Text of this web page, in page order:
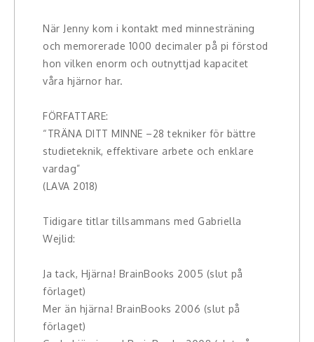
Teamwork, teambuilding, relationer
Vård, omsorg, beroende
Företagsledare
Författare
Kända musiker
Alla talare
Alla ämnen
När Jenny kom i kontakt med minnesträning
och memorerade 1000 decimaler på pi förstod
hon vilken enorm och outnyttjad kapacitet
våra hjärnor har.
FÖRFATTARE:
“TRÄNA DITT MINNE –28 tekniker för bättre
studieteknik, effektivare arbete och enklare
vardag”
(LAVA 2018)
Tidigare titlar tillsammans med Gabriella
Wejlid:
Ja tack, Hjärna! BrainBooks 2005 (slut på
förlaget)
Mer än hjärna! BrainBooks 2006 (slut på
förlaget)